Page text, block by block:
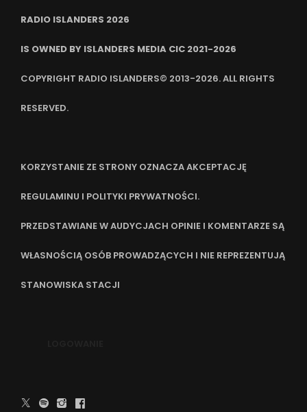
RADIO ISLANDERS 2026
IS OWNED BY ISLANDERS MEDIA CIC 2021-2026
COPYRIGHT RADIO ISLANDERS© 2013-2026. ALL RIGHTS
RESERVED.
KORZYSTANIE ZE STRONY OZNACZA AKCEPTACJĘ
REGULAMINU I POLITYKI PRYWATNOŚCI.
PRZEDSTAWIANE W AUDYCJACH OPINIE I KOMENTARZE SĄ
WŁASNOŚCIĄ OSÓB PROWADZĄCYCH I NIE REPREZENTUJĄ
STANOWISKA STACJI